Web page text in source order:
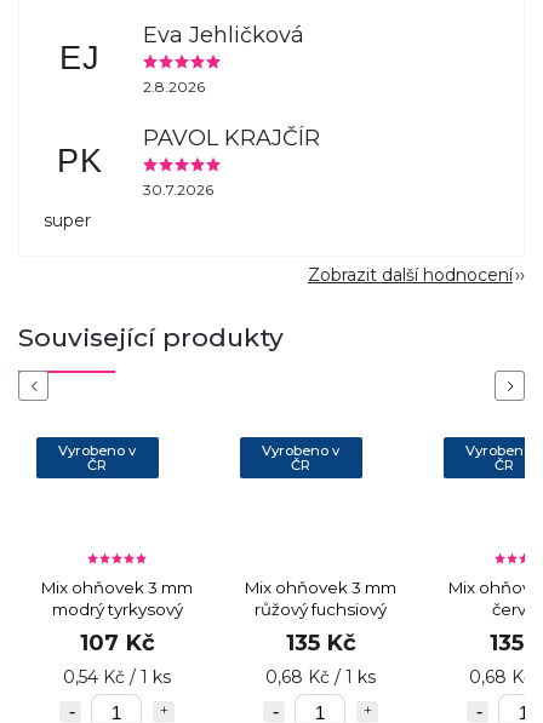
EJ
Eva Jehličková
2.8.2026
PK
PAVOL KRAJČÍR
30.7.2026
super
Zobrazit další hodnocení
Související produkty
Previous
Vyrobeno v
ČR
Mix ohňovek 3 mm
modrý tyrkysový
107 Kč
0,54 Kč / 1 ks
Vyrobeno v
ČR
Mix ohňovek 3 mm
růžový fuchsiový
135 Kč
0,68 Kč / 1 ks
Vyrobeno v
ČR
Mix
135
0,68 Kč
Next